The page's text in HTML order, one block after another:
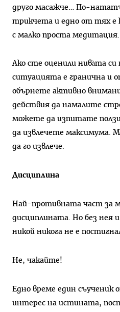
друго масажче… По-
трикчета и едно от тях е
с малко проста медитация.
Ако сте оценили нивàта
ситуацията е гранична и
обърнете активно
действия да намалите
можете да изпитате
да извлечете максимума.
да го извлече.
Дисциплина
Най-противната част за
дисциплината. Но без нея
никой никога не е
Не, чакайте!
Едно време един съученик
интерес на истината,